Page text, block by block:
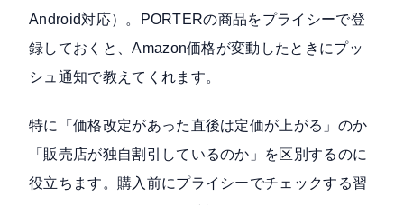
Android対応）。PORTERの商品をプライシーで登
録しておくと、Amazon価格が変動したときにプッ
シュ通知で教えてくれます。
特に「価格改定があった直後は定価が上がる」のか
「販売店が独自割引しているのか」を区別するのに
役立ちます。購入前にプライシーでチェックする習